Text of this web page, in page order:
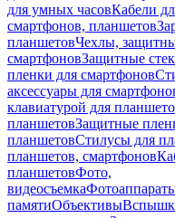
для умных часовКабели
смартфонов, планшетов
планшетовЧехлы,
смартфоновЗащитные
пленки для смартфонов
аксессуары для
клавиатурой для
планшетовЗащитные
планшетовСтилусы для
планшетов, смартфонов
планшетовФото,
видеосъемка
памятиОбъективы